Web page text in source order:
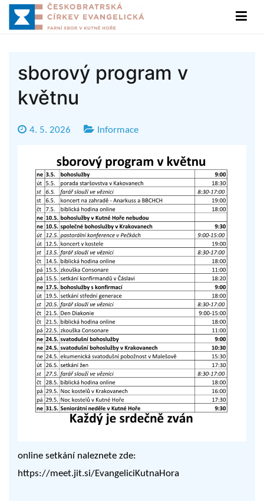
Přeskočit
sborový program v
květnu
4. 5. 2026 Informace
online setkání naleznete zde:
https://meet.jit.si/EvangeliciKutnaHora